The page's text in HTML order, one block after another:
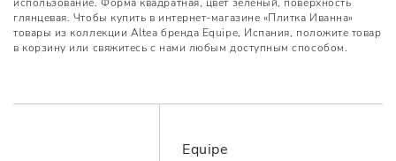
использование. Форма квадратная, цвет зеленый, поверхность
глянцевая. Чтобы купить в интернет-магазине «Плитка Иванна»
товары из коллекции Altea бренда Equipe, Испания, положите товар
в корзину или свяжитесь с нами любым доступным способом.
Equipe